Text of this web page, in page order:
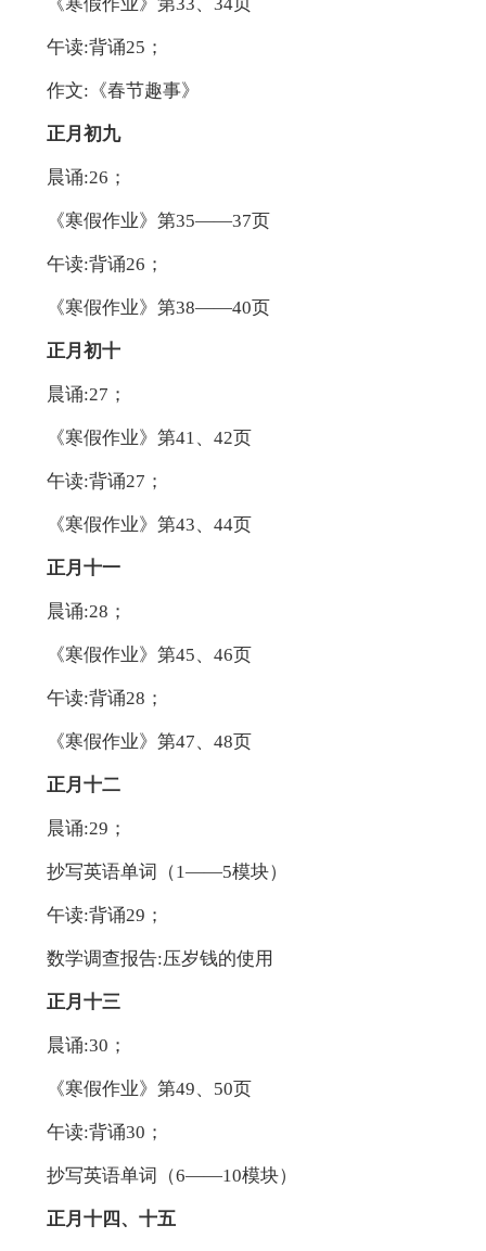
《寒假作业》第33、34页
午读:背诵25；
作文:《春节趣事》
正月初九
晨诵:26；
《寒假作业》第35——37页
午读:背诵26；
《寒假作业》第38——40页
正月初十
晨诵:27；
《寒假作业》第41、42页
午读:背诵27；
《寒假作业》第43、44页
正月十一
晨诵:28；
《寒假作业》第45、46页
午读:背诵28；
《寒假作业》第47、48页
正月十二
晨诵:29；
抄写英语单词（1——5模块）
午读:背诵29；
数学调查报告:压岁钱的使用
正月十三
晨诵:30；
《寒假作业》第49、50页
午读:背诵30；
抄写英语单词（6——10模块）
正月十四、十五